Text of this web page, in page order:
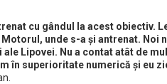
cu gândul la acest obiectiv.
unde s-a și antrenat. Noi
Lipovei. Nu a contat atât de
în superioritate numerică și eu